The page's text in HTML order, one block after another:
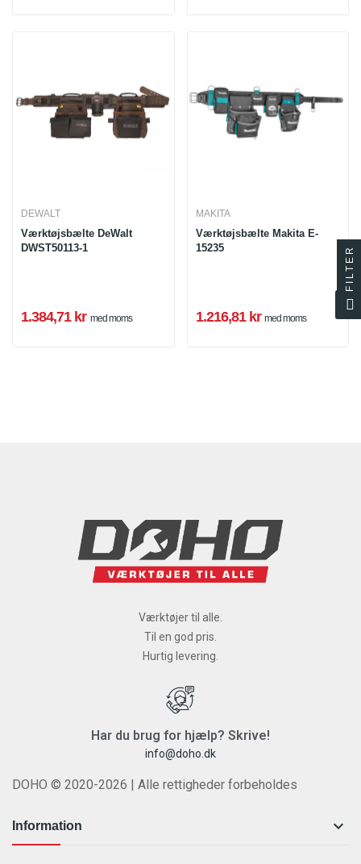
DEWALT
Værktøjsbælte DeWalt
DWST50113-1
1.384,71 kr med moms
MAKITA
Værktøjsbælte Makita E-
15235
1.216,81 kr med moms
Værktøjer til alle.
Til en god pris.
Hurtig levering.
Har du brug for hjælp? Skrive!
info@doho.dk
DOHO © 2020-2026 | Alle rettigheder forbeholdes
Information 
FILTER